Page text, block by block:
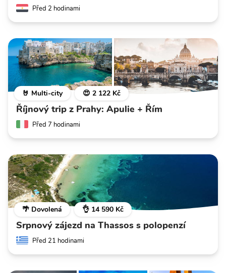
Před 2 hodinami
🤘 Multi-city 😍 2 122 Kč
Říjnový trip z Prahy: Apulie + Řím
Před 7 hodinami
🌴 Dovolená 👌 14 590 Kč
Srpnový zájezd na Thassos s polopenzí
Před 21 hodinami